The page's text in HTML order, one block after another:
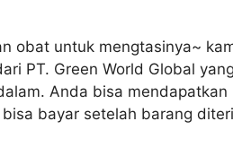
obat untuk mengtasinya~
PT. Green World Global
Anda bisa mendapatkan
bayar setelah barang